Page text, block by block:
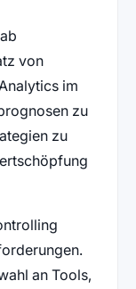
von
im
zu
zu
an Tools,